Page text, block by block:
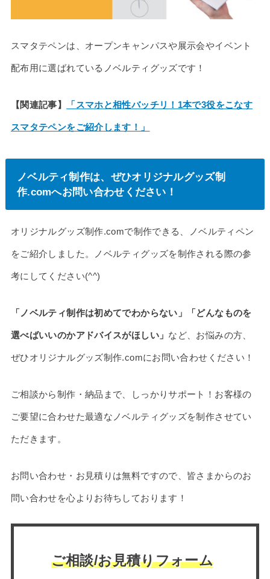
スマタテペンは、オープンキャンパスや展示会やイベント
配布用に選ばれているノベルティグッズです！
【関連記事】 「スマホと相性バッチリ！1本で3役をこなす
スマタテペンをご紹介します！」
ノベルティ制作は、ぜひオリジナルグッズ制
作.comへお問い合わせください！
オリジナルグッズ制作.comで制作できる、ノベルティペン
をご紹介しました。ノベルティグッズを制作される際の参
考にしてください(^^)
「ノベルティ制作は初めてでわからない」「どんなものを
選べばいいのかアドバイスがほしい」 など、お悩みの方、
ぜひオリジナルグッズ制作.comにお問い合わせください！
ご相談から制作・納品まで、しっかりサポート！お客様の
ご要望に合わせた最適なノベルティグッズを制作させてい
ただきます。
お問い合わせ・お見積りは無料ですので、皆さまからのお
問い合わせを心よりお待ちしております！
ご相談/お見積りフォーム